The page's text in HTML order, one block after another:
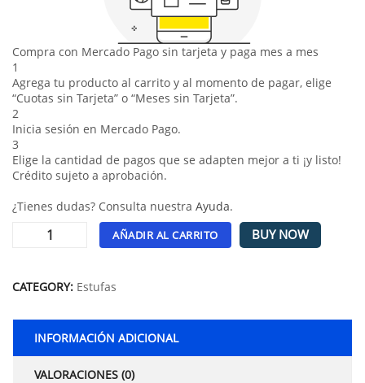
Compra con Mercado Pago sin tarjeta y paga mes a mes
1
Agrega tu producto al carrito y al momento de pagar, elige
“Cuotas sin Tarjeta” o “Meses sin Tarjeta”.
2
Inicia sesión en Mercado Pago.
3
Elige la cantidad de pagos que se adapten mejor a ti ¡y listo!
Crédito sujeto a aprobación.
¿Tienes dudas? Consulta nuestra Ayuda.
AÑADIR AL CARRITO BUY NOW
CATEGORY: Estufas
INFORMACIÓN ADICIONAL
VALORACIONES (0)